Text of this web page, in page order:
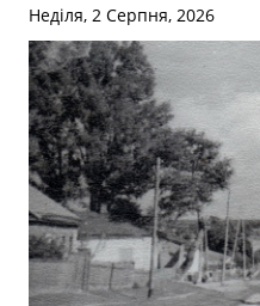
Неділя, 2 Серпня, 2026